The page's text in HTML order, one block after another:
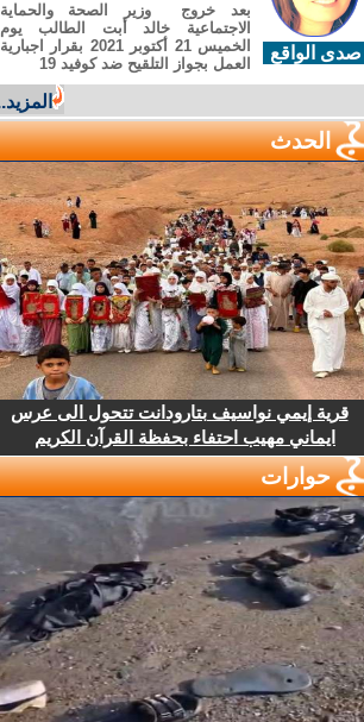
صدى الواقع
بعد خروج وزير الصحة والحماية
الاجتماعية خالد أبت الطالب يوم
الخميس 21 أكتوبر 2021 بقرار اجبارية
العمل بجواز التلقيح ضد كوفيد 19
المزيد...
الحدث
قرية إيمي نواسيف بتارودانت تتحول الى عرس
ايماني مهيب احتفاء بحفظة القرآن الكريم
حوارات